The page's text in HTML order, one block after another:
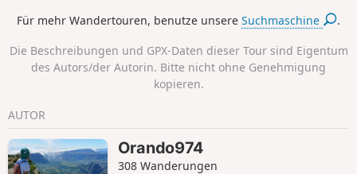
die in den Fels gehauenen Becken
Für mehr Wandertouren, benutze unsereSuchmaschine .
Die Beschreibungen und GPX-Daten dieser Tour sind Eigentum
des Autors/der Autorin. Bitte nicht ohne Genehmigung
kopieren.
AUTOR
Orando974
308 Wanderungen